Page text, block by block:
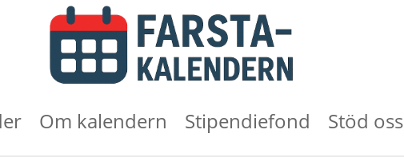
Om kalendern Stipendiefond Stöd oss